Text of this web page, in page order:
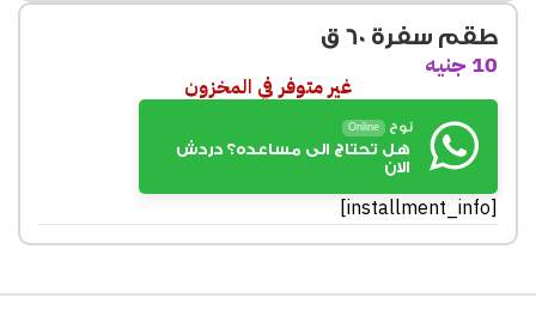
طقم سفرة 60 ق
10 جنيه
غير متوفر في المخزون
نوح Online
هل تحتاج الى مساعده؟ دردش
الان
[installment_info]